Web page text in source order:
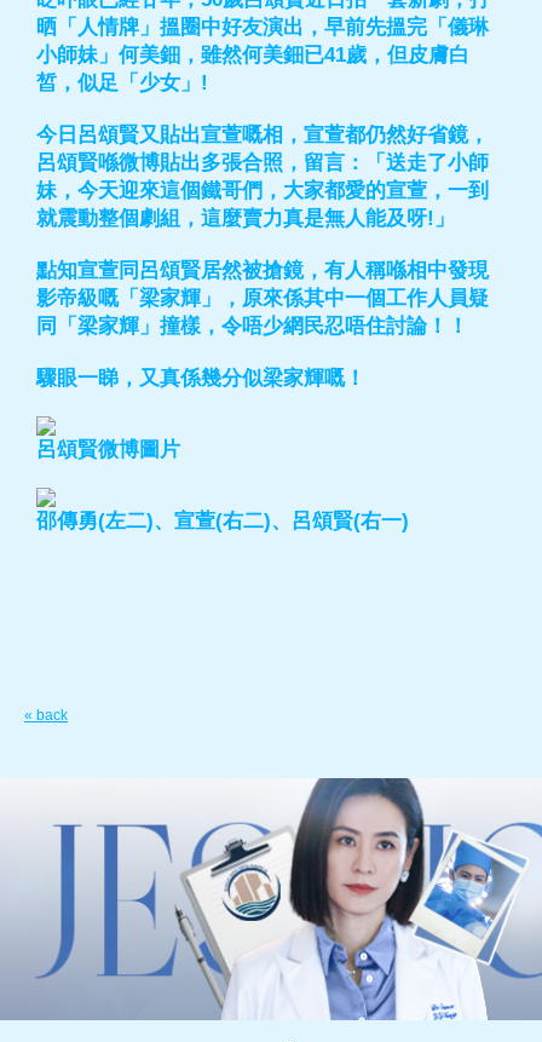
晒「人情牌」搵圈中好友演出，早前先搵完「儀琳
小師妹」何美鈿，雖然何美鈿已41歲，但皮膚白
皙，似足「少女」!
今日呂頌賢又貼出宣萱嘅相，宣萱都仍然好省鏡，
呂頌賢喺微博貼出多張合照，留言：「送走了小師
妹，今天迎來這個鐵哥們，大家都愛的宣萱，一到
就震動整個劇組，這麼賣力真是無人能及呀!」
點知宣萱同呂頌賢居然被搶鏡，有人稱喺相中發現
影帝級嘅「梁家輝」，原來係其中一個工作人員疑
同「梁家輝」撞樣，令唔少網民忍唔住討論！！
驟眼一睇，又真係幾分似梁家輝嘅！
呂頌賢微博圖片
邵傳勇(左二)、宣萱(右二)、呂頌賢(右一)
« back